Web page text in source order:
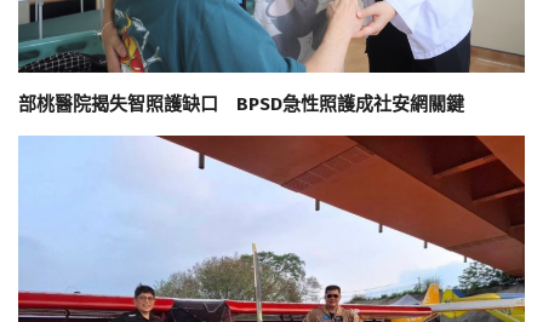
部桃醫院揭失智照護缺口 BPSD急性照護成社安網關鍵